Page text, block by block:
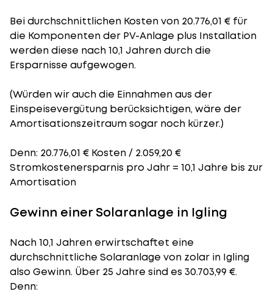
Bei durchschnittlichen Kostenvon 20.776,01 € für
die Komponenten der PV-Anlage plus Installation
werden diese nach 10,1 Jahren durch die
Ersparnisse aufgewogen.
(Würden wir auch die Einnahmen aus der
Einspeisevergütung berücksichtigen, wäre der
Amortisationszeitraumsogar noch kürzer.)
Denn: 20.776,01 € Kosten / 2.059,20 €
Stromkostenersparnis pro Jahr = 10,1 Jahre bis zur
Amortisation
Gewinn einer Solaranlage in Igling
Nach 10,1 Jahren erwirtschaftet eine
durchschnittliche Solaranlage von zolar in Igling
also Gewinn. Über 25 Jahre sind es 30.703,99 €.
Denn: